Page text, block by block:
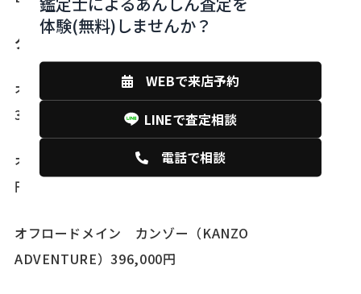
グラベルロード
オンロードメイン カンゾー（KANZO FAST）
396,000円
オンオフ中間 カンゾー（KANZO SPEED）407,000
円
オフロードメイン カンゾー（KANZO
ADVENTURE）396,000円
体験(無料)しませんか？
WEBで来店予約
LINEで査定相談
電話で相談